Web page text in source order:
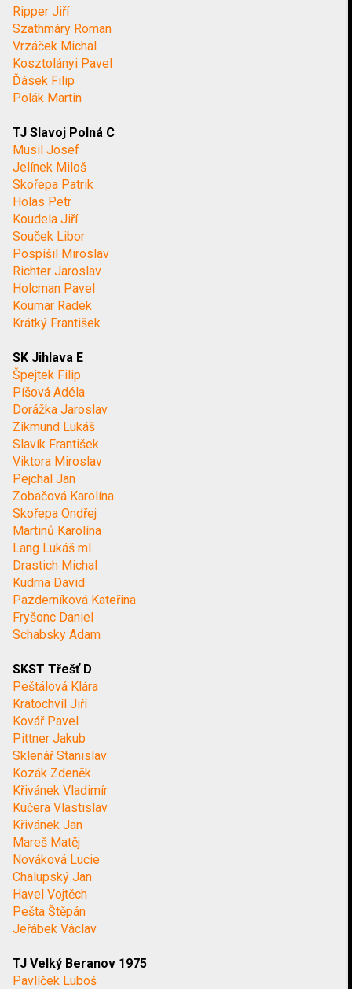
Ripper Jiří
Szathmáry Roman
Vrzáček Michal
Kosztolányi Pavel
Ďásek Filip
Polák Martin
TJ Slavoj Polná C
Musil Josef
Jelínek Miloš
Skořepa Patrik
Holas Petr
Koudela Jiří
Souček Libor
Pospíšil Miroslav
Richter Jaroslav
Holcman Pavel
Koumar Radek
Krátký František
SK Jihlava E
Špejtek Filip
Píšová Adéla
Dorážka Jaroslav
Zikmund Lukáš
Slavík František
Viktora Miroslav
Pejchal Jan
Zobačová Karolína
Skořepa Ondřej
Martinů Karolína
Lang Lukáš ml.
Drastich Michal
Kudrna David
Pazderníková Kateřina
Fryšonc Daniel
Schabsky Adam
SKST Třešť D
Peštálová Klára
Kratochvíl Jiří
Kovář Pavel
Pittner Jakub
Sklenář Stanislav
Kozák Zdeněk
Křivánek Vladimír
Kučera Vlastislav
Křivánek Jan
Mareš Matěj
Nováková Lucie
Chalupský Jan
Havel Vojtěch
Pešta Štěpán
Jeřábek Václav
TJ Velký Beranov 1975
Pavlíček Luboš